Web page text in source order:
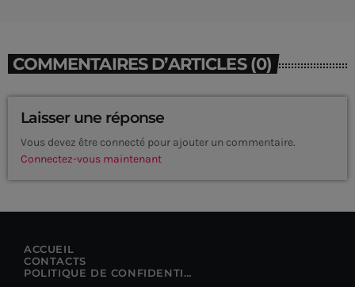
COMMENTAIRES D’ARTICLES (0)
Laisser une réponse
Vous devez être connecté pour ajouter un commentaire.
Connectez-vous maintenant
ACCUEIL
CONTACTS
POLITIQUE DE CONFIDENTIALITÉ